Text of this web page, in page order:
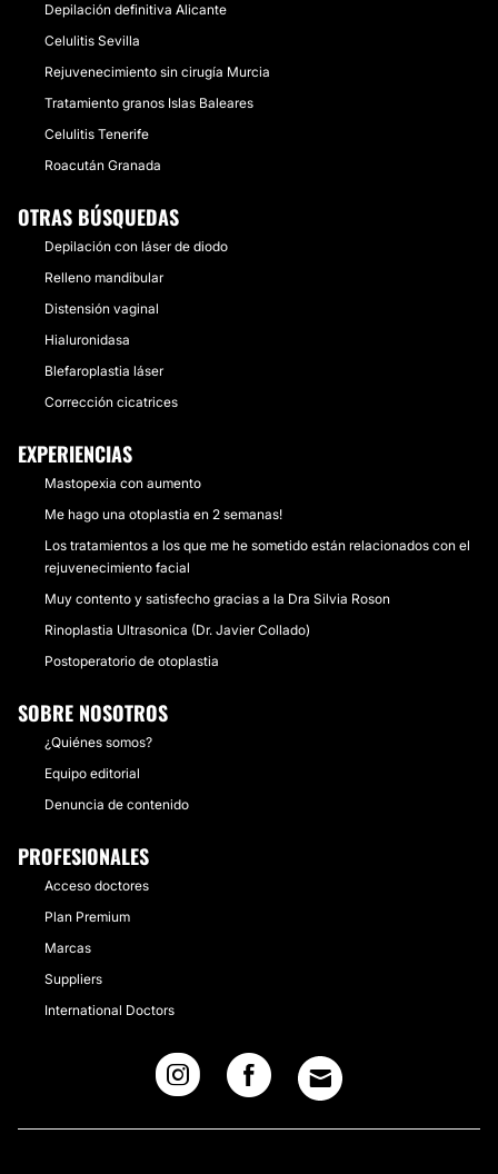
Depilación definitiva Alicante
Celulitis Sevilla
Rejuvenecimiento sin cirugía Murcia
Tratamiento granos Islas Baleares
Celulitis Tenerife
Roacután Granada
OTRAS BÚSQUEDAS
Depilación con láser de diodo
Relleno mandibular
Distensión vaginal
Hialuronidasa
Blefaroplastia láser
Corrección cicatrices
EXPERIENCIAS
Mastopexia con aumento
Me hago una otoplastia en 2 semanas!
Los tratamientos a los que me he sometido están relacionados con el
rejuvenecimiento facial
Muy contento y satisfecho gracias a la Dra Silvia Roson
Rinoplastia Ultrasonica (Dr. Javier Collado)
Postoperatorio de otoplastia
SOBRE NOSOTROS
¿Quiénes somos?
Equipo editorial
Denuncia de contenido
PROFESIONALES
Acceso doctores
Plan Premium
Marcas
Suppliers
International Doctors